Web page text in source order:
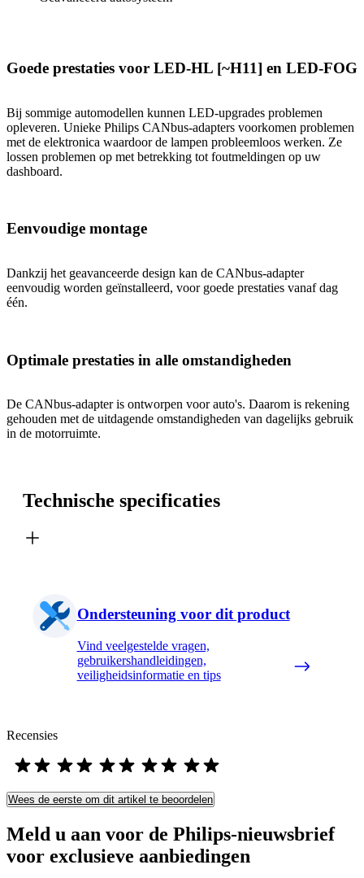
Goede prestaties voor LED-HL [~H11] en LED-FOG
Bij sommige automodellen kunnen LED-upgrades problemen
opleveren. Unieke Philips CANbus-adapters voorkomen problemen
met de elektronica waardoor de lampen probleemloos werken. Ze
lossen problemen op met betrekking tot foutmeldingen op uw
dashboard.
Eenvoudige montage
Dankzij het geavanceerde design kan de CANbus-adapter
eenvoudig worden geïnstalleerd, voor goede prestaties vanaf dag
één.
Optimale prestaties in alle omstandigheden
De CANbus-adapter is ontworpen voor auto's. Daarom is rekening
gehouden met de uitdagende omstandigheden van dagelijks gebruik
in de motorruimte.
Technische specificaties
Ondersteuning voor dit product
Vind veelgestelde vragen,
gebruikershandleidingen,
veiligheidsinformatie en tips
Recensies
Wees de eerste om dit artikel te beoordelen
Meld u aan voor de Philips-nieuwsbrief
voor exclusieve aanbiedingen